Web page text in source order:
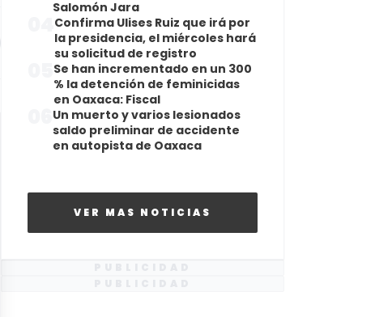
Salomón Jara
Confirma Ulises Ruiz que irá por
la presidencia, el miércoles hará
su solicitud de registro
Se han incrementado en un 300
% la detención de feminicidas
en Oaxaca: Fiscal
Un muerto y varios lesionados
saldo preliminar de accidente
en autopista de Oaxaca
VER MAS NOTICIAS